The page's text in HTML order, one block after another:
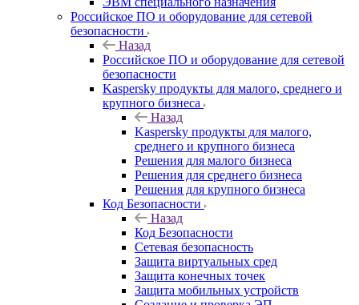
Российское ПО и оборудование для сетевой
безопасности
Назад
Российское ПО и оборудование для сетевой
безопасности
Kaspersky продукты для малого, среднего и
крупного бизнеса
Назад
Kaspersky продукты для малого,
среднего и крупного бизнеса
Решения для малого бизнеса
Решения для среднего бизнеса
Решения для крупного бизнеса
Код Безопасности
Назад
Код Безопасности
Сетевая безопасность
Защита виртуальных сред
Защита конечных точек
Защита мобильных устройств